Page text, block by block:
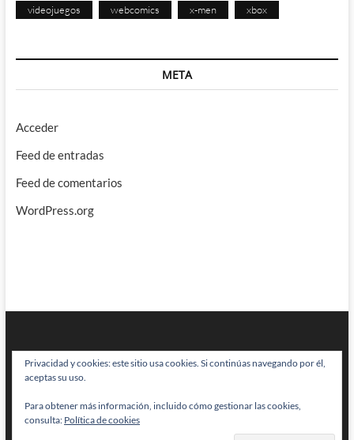
videojuegos webcomics x-men xbox
META
Acceder
Feed de entradas
Feed de comentarios
WordPress.org
BRAINSTOMPING| Diseñado por:Theme Freesia|WordPress| © Todos
los derechos reservados
Privacidad y cookies: este sitio usa cookies. Si continúas navegando por él,
aceptas su uso.
Para obtener más información, incluido cómo gestionar las cookies,
consulta: Política de cookies